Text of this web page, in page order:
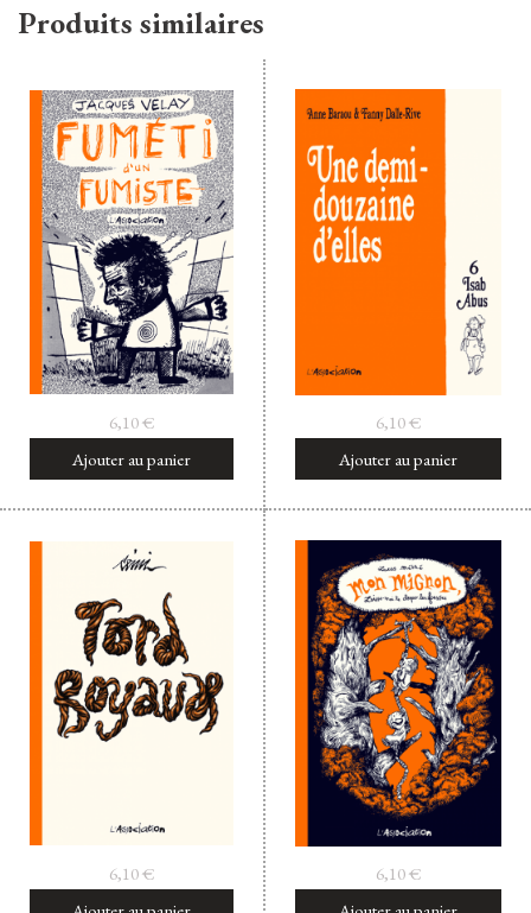
Produits similaires
6,10€
Ajouter au panier
6,10€
Ajouter au panier
6,10€
6,10€